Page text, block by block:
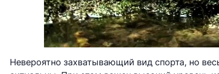
Невероятно захватывающий вид спорта, но